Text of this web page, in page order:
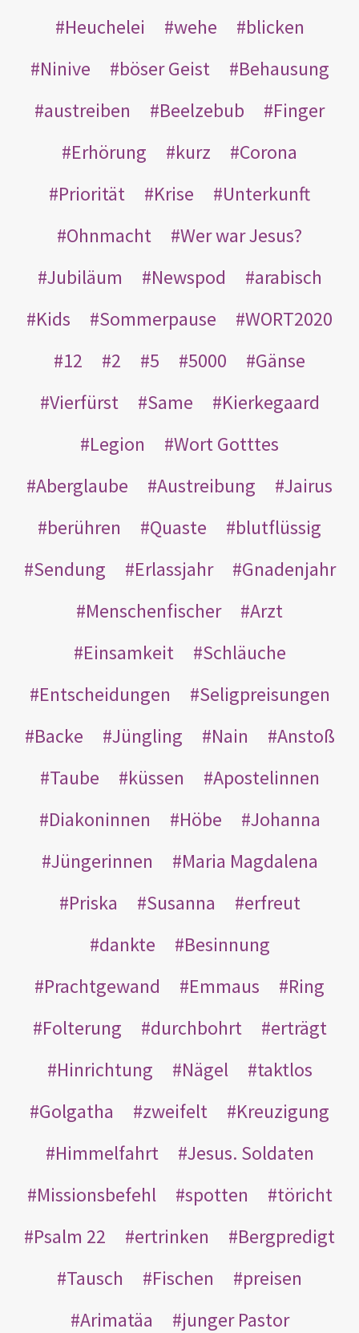
Heuchelei wehe
blicken
Ninive
böser Geist
Behausung
austreiben
Beelzebub
Finger
Erhörung
kurz
Corona
Priorität
Krise
Unterkunft
Ohnmacht
Wer war Jesus?
Jubiläum
Newspod
arabisch
Kids
Sommerpause
WORT2020
12
2 5 5000
Gänse
Vierfürst
Same
Kierkegaard
Legion
Wort Gotttes
Aberglaube
Austreibung
Jairus
berühren
Quaste
blutflüssig
Sendung
Erlassjahr
Gnadenjahr
Menschenfischer
Arzt
Einsamkeit
Schläuche
Entscheidungen
Seligpreisungen
Backe
Jüngling Nain
Anstoß
Taube
küssen
Apostelinnen
Diakoninnen
Höbe
Johanna
Jüngerinnen
Maria Magdalena
Priska
Susanna
erfreut
dankte
Besinnung
Prachtgewand
Emmaus
Ring
Folterung
durchbohrt
erträgt
Hinrichtung
Nägel
taktlos
Golgatha
zweifelt
Kreuzigung
Himmelfahrt
Jesus. Soldaten
Missionsbefehl
spotten
töricht
Psalm 22
ertrinken
Bergpredigt
Tausch
Fischen
preisen
Arimatäa
junger Pastor